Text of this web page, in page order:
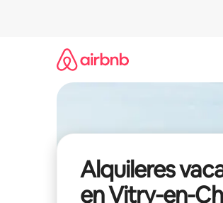
Alquileres
en Vitry-en-